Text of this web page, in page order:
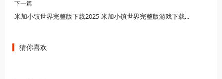
下一篇
米加小镇世界完整版下载2025-米加小镇世界完整版游戏下载免费-米加小镇世界完整版修改版最新
猜你喜欢